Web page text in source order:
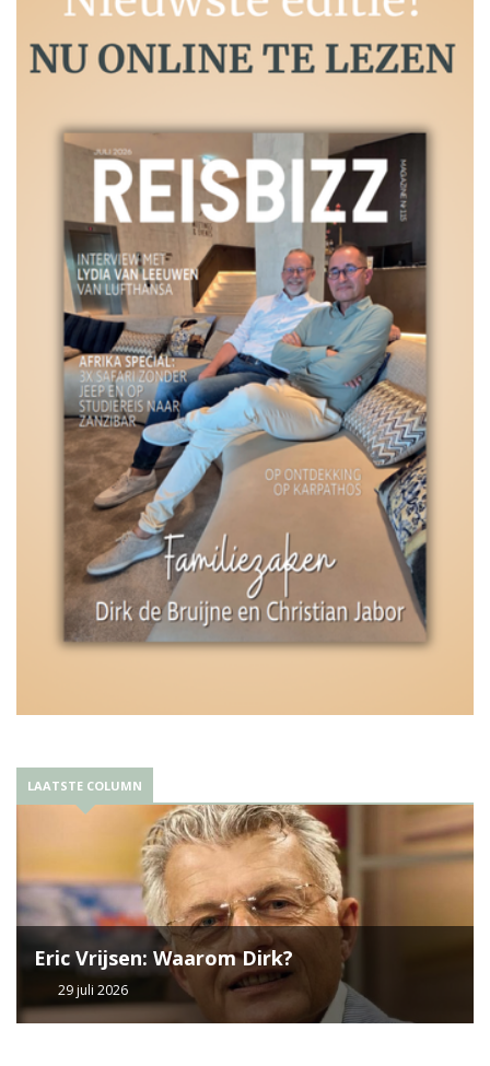
LAATSTE COLUMN
Eric Vrijsen: Waarom Dirk?
29 juli 2026